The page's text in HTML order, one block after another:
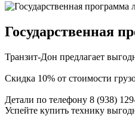
Государственная
Транзит-Дон предлагает
Скидка 10% от стоимости
Детали по телефону 8 (938)
Успейте купить технику